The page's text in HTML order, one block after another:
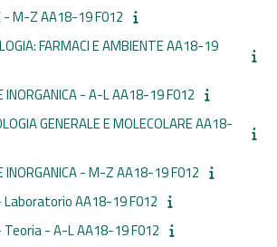
- M-Z AA18-19 F012
FARMACI E AMBIENTE AA18-19
INORGANICA - A-L AA18-19 F012
GENERALE E MOLECOLARE AA18-
INORGANICA - M-Z AA18-19 F012
Laboratorio AA18-19 F012
Teoria - A-L AA18-19 F012